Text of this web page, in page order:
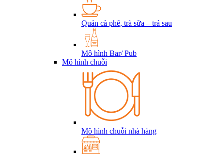
Quán cà phê, trà sữa – trả sau
Mô hình Bar/ Pub
Mô hình chuỗi
Mô hình chuỗi nhà hàng